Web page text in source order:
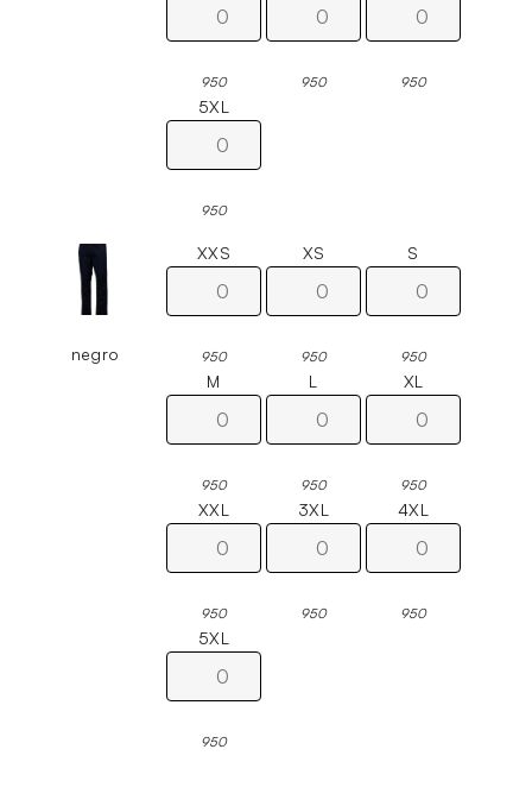
950 950 950
5XL
950
negro
XXS
950
XS
950
S
950
M
950
L
950
XL
950
XXL
950
3XL
950
4XL
950
5XL
950